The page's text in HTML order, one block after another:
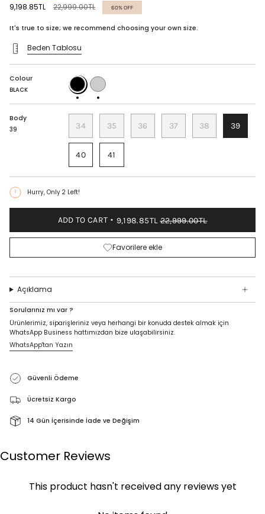
9,198.85TL
Regular
22,999.00TL 60%OFF
It's true to size; we recommend choosing your own size.
Beden Tablosu
Colour
BLACK
BLACK CARAMEL
Body
39 34 35 36 37 38 39
40 41
Hurry, Only 2 Left!
ADD TO CART 9,198.85TL 22,999.00TL
Favorilere ekle
Açıklama
Sorularınız mı var ?
Ürünlerimiz, siparişleriniz veya herhangi bir konuda destek almak için
WhatsApp Business hattımızdan bize ulaşabilirsiniz.
WhatsApp'tan Yazın
Güvenli Ödeme
Ücretsiz Kargo
14 Gün İçerisinde İade ve Değişim
Customer Reviews
This product hasn't received any reviews yet